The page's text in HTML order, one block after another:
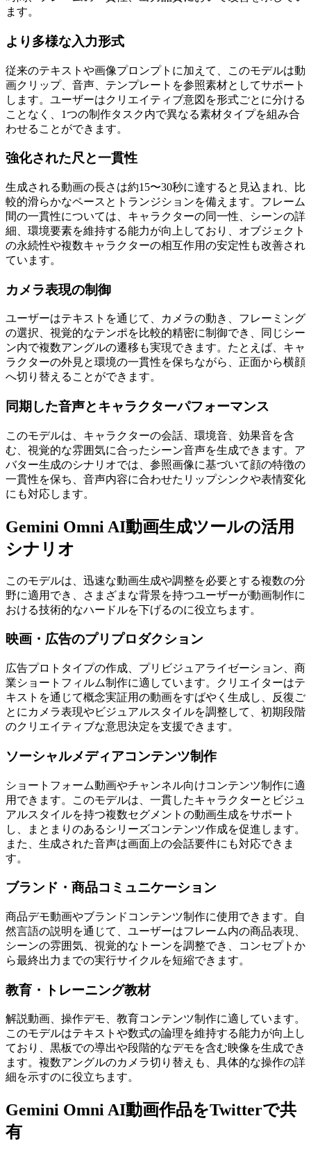
ます。
より多様な入力形式
従来のテキストや画像プロンプトに加えて、このモデルは動
画クリップ、音声、テンプレートを参照素材としてサポート
します。ユーザーはクリエイティブ意図を形式ごとに分ける
ことなく、1つの制作タスク内で異なる素材タイプを組み合
わせることができます。
強化された尺と一貫性
生成される動画の長さは約15〜30秒に達すると見込まれ、比
較的滑らかなペースとトランジションを備えます。フレーム
間の一貫性については、キャラクターの同一性、シーンの詳
細、環境要素を維持する能力が向上しており、オブジェクト
の永続性や複数キャラクターの相互作用の安定性も改善され
ています。
カメラ表現の制御
ユーザーはテキストを通じて、カメラの動き、フレーミング
の選択、視覚的なテンポを比較的精密に制御でき、同じシー
ン内で複数アングルの遷移も実現できます。たとえば、キャ
ラクターの外見と環境の一貫性を保ちながら、正面から横顔
へ切り替えることができます。
同期した音声とキャラクターパフォーマンス
このモデルは、キャラクターの会話、環境音、効果音を含
む、視覚的な雰囲気に合ったシーン音声を生成できます。ア
バター生成のシナリオでは、参照画像に基づいて顔の特徴の
一貫性を保ち、音声内容に合わせたリップシンクや表情変化
にも対応します。
Gemini Omni AI動画生成ツールの活用
シナリオ
このモデルは、迅速な動画生成や調整を必要とする複数の分
野に適用でき、さまざまな背景を持つユーザーが動画制作に
おける技術的なハードルを下げるのに役立ちます。
映画・広告のプリプロダクション
広告プロトタイプの作成、プリビジュアライゼーション、商
業ショートフィルム制作に適しています。クリエイターはテ
キストを通じて概念実証用の動画をすばやく生成し、反復ご
とにカメラ表現やビジュアルスタイルを調整して、初期段階
のクリエイティブな意思決定を支援できます。
ソーシャルメディアコンテンツ制作
ショートフォーム動画やチャンネル向けコンテンツ制作に適
用できます。このモデルは、一貫したキャラクターとビジュ
アルスタイルを持つ複数セグメントの動画生成をサポート
し、まとまりのあるシリーズコンテンツ作成を促進します。
また、生成された音声は画面上の会話要件にも対応できま
す。
ブランド・商品コミュニケーション
商品デモ動画やブランドコンテンツ制作に使用できます。自
然言語の説明を通じて、ユーザーはフレーム内の商品表現、
シーンの雰囲気、視覚的なトーンを調整でき、コンセプトか
ら最終出力までの実行サイクルを短縮できます。
教育・トレーニング教材
解説動画、操作デモ、教育コンテンツ制作に適しています。
このモデルはテキストや数式の論理を維持する能力が向上し
ており、黒板での導出や段階的なデモを含む映像を生成でき
ます。複数アングルのカメラ切り替えも、具体的な操作の詳
細を示すのに役立ちます。
Gemini Omni AI動画作品をTwitterで共
有